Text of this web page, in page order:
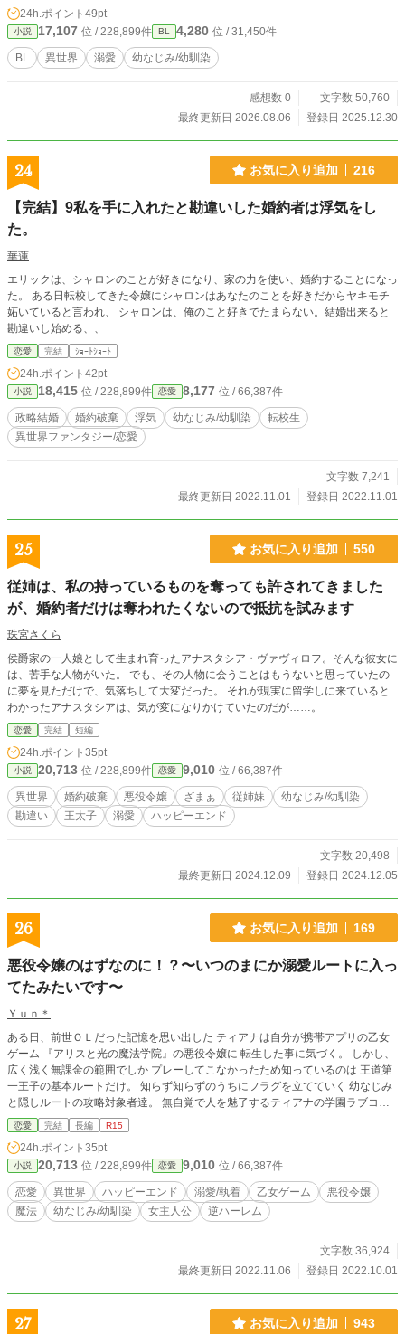
ないのはまずい、と思ったルルスは、キースに結婚をしてもらうしかないと思う
ものの・・・。
24h.ポイント 49pt
小説 17,107 位 / 228,899件 BL 4,280 位 / 31,450件
BL 異世界 溺愛 幼なじみ/幼馴染
感想数 0
文字数 50,760
最終更新日 2026.08.06
登録日 2025.12.30
24 お気に入り追加 216
【完結】9私を手に入れたと勘違いした婚約者は浮気をし
た。
華蓮
エリックは、シャロンのことが好きになり、家の力を使い、婚約することになっ
た。 ある日転校してきた令嬢にシャロンはあなたのことを好きだからヤキモチ
妬いていると言われ、 シャロンは、俺のこと好きでたまらない。結婚出来ると
勘違いし始める、、
恋愛 完結 ｼｮｰﾄｼｮｰﾄ
24h.ポイント 42pt
小説 18,415 位 / 228,899件 恋愛 8,177 位 / 66,387件
政略結婚 婚約破棄 浮気 幼なじみ/幼馴染
転校生
異世界ファンタジー/恋愛
文字数 7,241
最終更新日 2022.11.01
登録日 2022.11.01
25 お気に入り追加 550
従姉は、私の持っているものを奪っても許されてきました
が、婚約者だけは奪われたくないので抵抗を試みます
珠宮さくら
侯爵家の一人娘として生まれ育ったアナスタシア・ヴァヴィロフ。そんな彼女に
は、苦手な人物がいた。 でも、その人物に会うことはもうないと思っていたの
に夢を見ただけで、気落ちして大変だった。 それが現実に留学しに来ていると
わかったアナスタシアは、気が変になりかけていたのだが……。
恋愛 完結 短編
24h.ポイント 35pt
小説 20,713 位 / 228,899件 恋愛 9,010 位 / 66,387件
異世界 婚約破棄 悪役令嬢 ざまぁ 従姉妹
幼なじみ/幼馴染
勘違い
王太子 溺愛 ハッピーエンド
文字数 20,498
最終更新日 2024.12.09
登録日 2024.12.05
26 お気に入り追加 169
悪役令嬢のはずなのに！？〜いつのまにか溺愛ルートに入っ
てたみたいです〜
Ｙｕｎ＊
ある日、前世ＯＬだった記憶を思い出した ティアナは自分が携帯アプリの乙女
ゲーム 『アリスと光の魔法学院』の悪役令嬢に 転生した事に気づく。 しかし、
広く浅く無課金の範囲でしか プレーしてこなかったため知っているのは 王道第
一王子の基本ルートだけ。 知らず知らずのうちにフラグを立てていく 幼なじみ
と隠しルートの攻略対象者達。 無自覚で人を魅了するティアナの学園ラブコメ
です。 〜 完結まで毎日更新します 〜
恋愛 完結 長編 R15
24h.ポイント 35pt
小説 20,713 位 / 228,899件 恋愛 9,010 位 / 66,387件
恋愛 異世界 ハッピーエンド 溺愛/執着 乙女ゲーム
悪役令嬢
魔法
幼なじみ/幼馴染 女主人公 逆ハーレム
文字数 36,924
最終更新日 2022.11.06
登録日 2022.10.01
27 お気に入り追加 943